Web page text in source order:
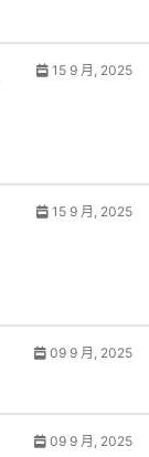
15 9 月, 2025
15 9 月, 2025
09 9 月, 2025
09 9 月, 2025